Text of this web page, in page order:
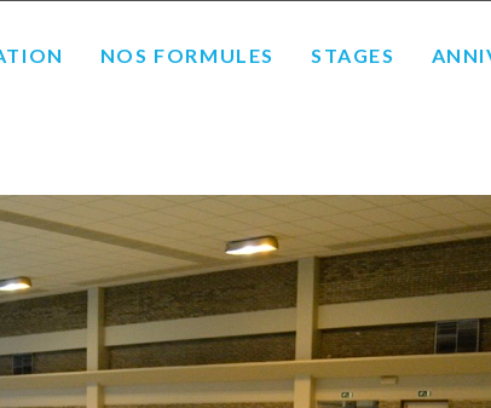
NOS FORMULES STAGES